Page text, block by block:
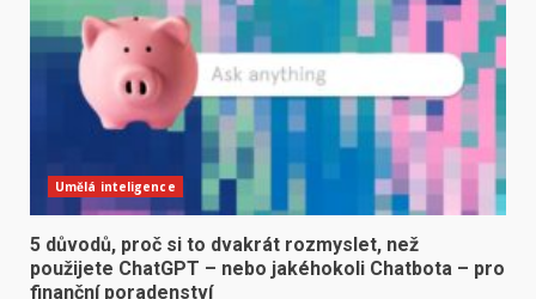
Umělá inteligence
5 důvodů, proč si to dvakrát rozmyslet, než
použijete ChatGPT – nebo jakéhokoli Chatbota – pro
finanční poradenství